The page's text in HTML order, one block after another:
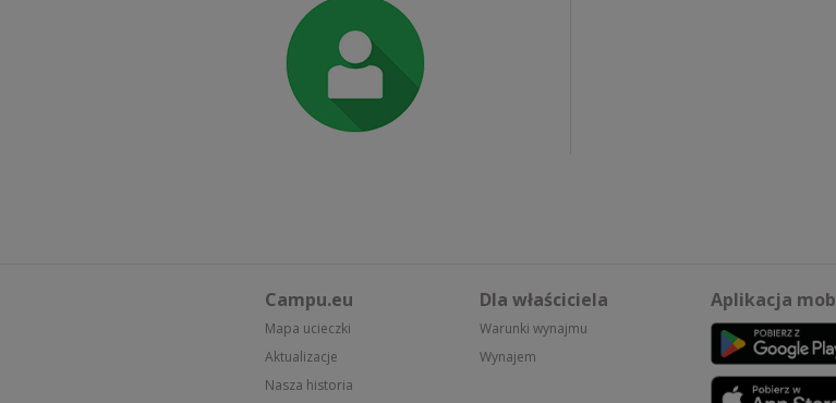
Campu.eu
Mapa ucieczki
Aktualizacje
Nasza historia
Dla właściciela
Warunki wynajmu
Wynajem
Aplikacja